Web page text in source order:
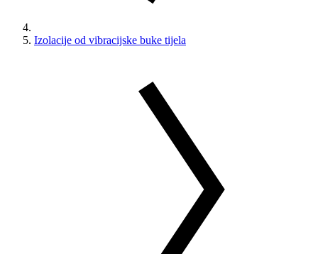
Izolacije od vibracijske buke tijela